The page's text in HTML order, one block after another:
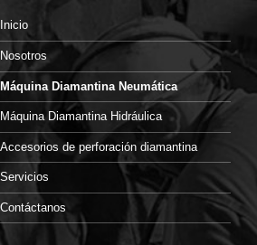
Inicio
Nosotros
Máquina Diamantina Neumática
Máquina Diamantina Hidráulica
Accesorios de perforación diamantina
Servicios
Contáctanos